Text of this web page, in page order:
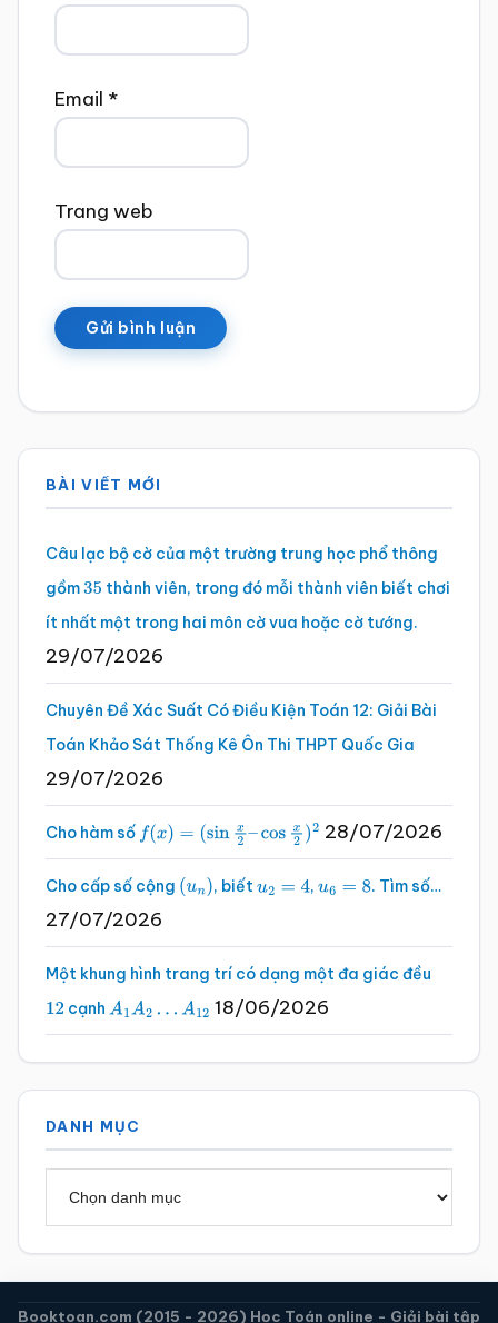
Email *
Trang web
Sidebar
chính
BÀI VIẾT MỚI
Câu lạc bộ cờ của một trường trung học phổ thông
gồm35 thành viên, trong đó mỗi thành viên biết chơi
ít nhất một trong hai môn cờ vua hoặc cờ tướng.
29/07/2026
Chuyên Đề Xác Suất Có Điều Kiện Toán 12: Giải Bài
Toán Khảo Sát Thống Kê Ôn Thi THPT Quốc Gia
29/07/2026
Cho hàm số f(x)=(sinx2 –cosx2 )2 28/07/2026
Cho cấp số cộng (un), biếtu2 =4 , u6 =8 . Tìm số…
27/07/2026
Một khung hình trang trí có dạng một đa giác đều
12 cạnh A1A2…A 12 18/06/2026
DANH MỤC
Booktoan.com (2015 - 2026) Học Toán online - Giải bài tập